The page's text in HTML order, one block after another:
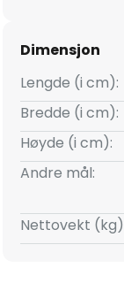
Dimensjon
Lengde (i cm):
Bredde (i cm):
Høyde (i cm):
Andre mål:
Nettovekt